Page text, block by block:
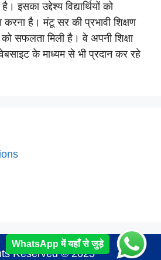
इसका उद्देश्य विद्यार्थियों को
करना है। मंटू सर की प्रभावी शिक्षण
को सफलता मिली है। वे अपनी शिक्षा
के माध्यम से भी प्रदान कर रहे
Reserved © 2025
WhatsApp में यहाँ से जुड़े